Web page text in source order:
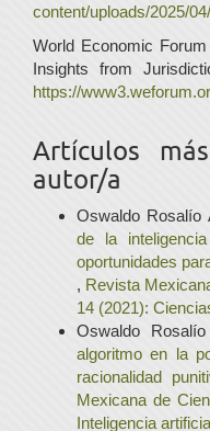
content/uploads/2025/
World Economic
Insights from
https://
Artículos
autor/a
Oswaldo
de la
oportunidades
, Revista
14 (2021):
Oswaldo
algoritmo en la
racionalidad
Mexicana de
Inteligencia